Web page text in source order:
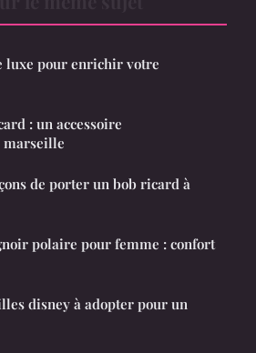
luxe pour enrichir votre
: un accessoire
marseille
de porter un bob ricard à
polaire pour femme : confort
disney à adopter pour un